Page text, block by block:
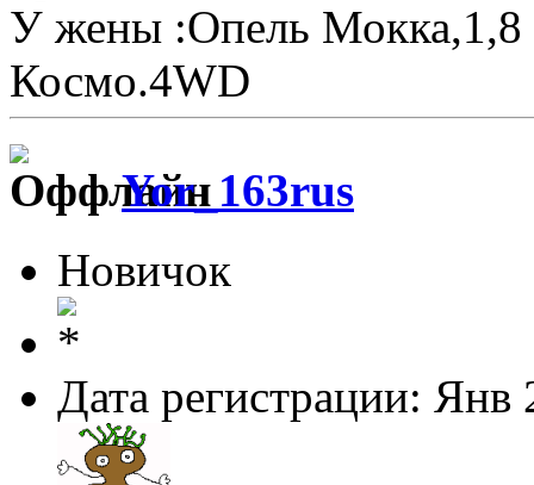
У жены :Опель
Космо.4WD
Yor_163rus
Новичок
Дата регистрации: Янв